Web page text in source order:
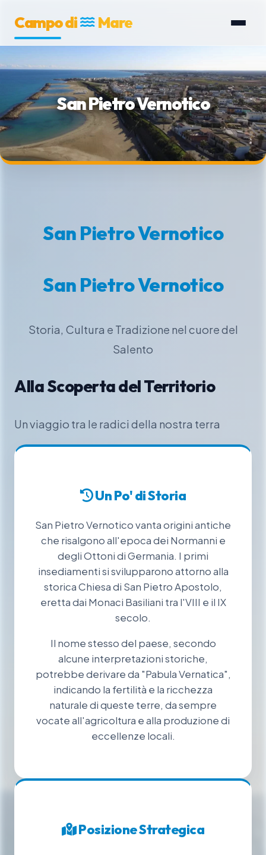
Campo di Mare
San Pietro Vernotico
San Pietro Vernotico
San Pietro Vernotico
Storia, Cultura e Tradizione nel cuore del
Salento
Alla Scoperta del Territorio
Un viaggio tra le radici della nostra terra
Un Po' di Storia
San Pietro Vernotico vanta origini antiche
che risalgono all'epoca dei Normanni e
degli Ottoni di Germania. I primi
insediamenti si svilupparono attorno alla
storica Chiesa di San Pietro Apostolo,
eretta dai Monaci Basiliani tra l'VIII e il IX
secolo.
Il nome stesso del paese, secondo
alcune interpretazioni storiche,
potrebbe derivare da "Pabula Vernatica",
indicando la fertilità e la ricchezza
naturale di queste terre, da sempre
vocate all'agricoltura e alla produzione di
eccellenze locali.
Posizione Strategica